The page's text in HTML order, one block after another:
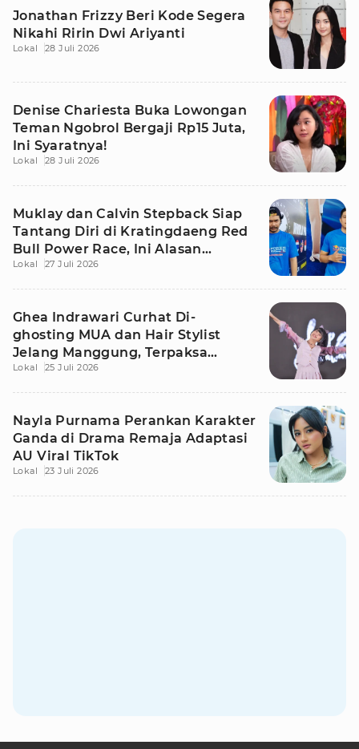
Jonathan Frizzy Beri Kode Segera
Nikahi Ririn Dwi Ariyanti
Lokal 28 Juli 2026
Denise Chariesta Buka Lowongan
Teman Ngobrol Bergaji Rp15 Juta,
Ini Syaratnya!
Lokal 28 Juli 2026
Muklay dan Calvin Stepback Siap
Tantang Diri di Kratingdaeng Red
Bull Power Race, Ini Alasan
Mereka!
Lokal 27 Juli 2026
Ghea Indrawari Curhat Di-
ghosting MUA dan Hair Stylist
Jelang Manggung, Terpaksa
Dandan Sendiri
Lokal 25 Juli 2026
Nayla Purnama Perankan Karakter
Ganda di Drama Remaja Adaptasi
AU Viral TikTok
Lokal 23 Juli 2026